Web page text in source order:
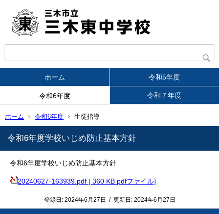
ホーム 令和5年度
令和6年度 令和７年度
ホーム 令和6年度 生徒指導
令和6年度学校いじめ防止基本方針
令和6年度学校いじめ防止基本方針
20240627-163939.pdf [ 360 KB pdfファイル]
登録日: 2024年6月27日 / 更新日: 2024年6月27日